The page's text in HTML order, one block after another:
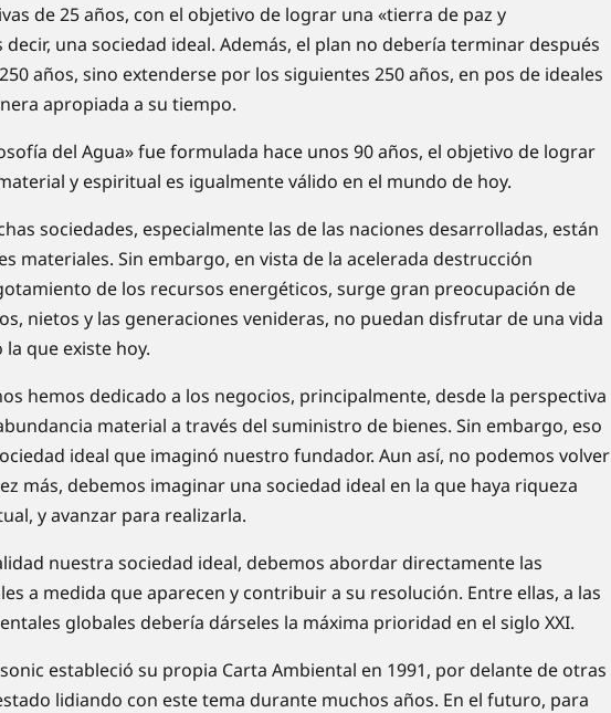
de 25 años, con el objetivo de lograr una «tierra de paz y
decir, una sociedad ideal. Además, el plan no debería terminar después
años, sino extenderse por los siguientes 250 años, en pos de ideales
apropiada a su tiempo.
del Agua» fue formulada hace unos 90 años, el objetivo de lograr
y espiritual es igualmente válido en el mundo de hoy.
sociedades, especialmente las de las naciones desarrolladas, están
materiales. Sin embargo, en vista de la acelerada destrucción
de los recursos energéticos, surge gran preocupación de
nietos y las generaciones venideras, no puedan disfrutar de una vida
que existe hoy.
hemos dedicado a los negocios, principalmente, desde la perspectiva
material a través del suministro de bienes. Sin embargo, eso
ideal que imaginó nuestro fundador. Aun así, no podemos volver
más, debemos imaginar una sociedad ideal en la que haya riqueza
y avanzar para realizarla.
nuestra sociedad ideal, debemos abordar directamente las
a medida que aparecen y contribuir a su resolución. Entre ellas, a las
globales debería dárseles la máxima prioridad en el siglo XXI.
estableció su propia Carta Ambiental en 1991, por delante de otras
lidiando con este tema durante muchos años. En el futuro, para